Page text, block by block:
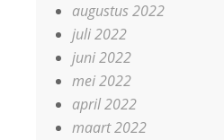
augustus 2022
juli 2022
juni 2022
mei 2022
april 2022
maart 2022